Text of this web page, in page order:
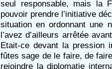
seul responsable, mais la
pouvoir prendre l’initiative
situation en ordonnant une
l’avez d’ailleurs arrêtée
Etait-ce devant la pression
fûtes sage de le faire, de
rejoindre la diplomatie